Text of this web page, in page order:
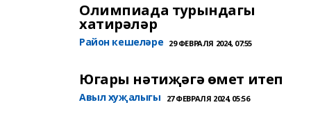
Олимпиада турындагы
хатирәләр
Район кешеләре 29 ФЕВРАЛЯ 2024, 07:55
Югары нәтиҗәгә өмет итеп
Авыл хуҗалыгы 27 ФЕВРАЛЯ 2024, 05:56